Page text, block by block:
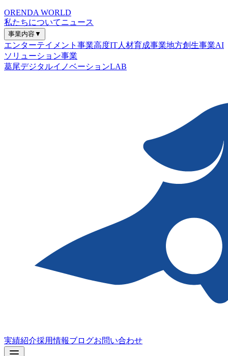
ORENDA WORLD
私たちについてニュース
事業内容▼
エンターテイメント事業高度IT人材育成事業地方創生事業AI
ソリューション事業
葛尾デジタルイノベーションLAB
実績紹介採用情報ブログお問い合わせ